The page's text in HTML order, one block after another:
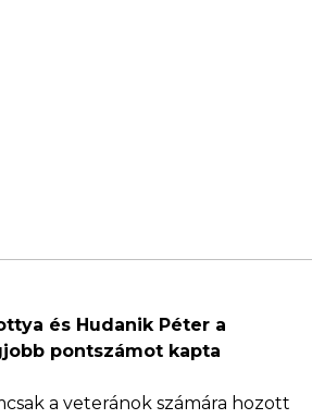
és Hudanik Péter a
pontszámot kapta
a veteránok számára hozott